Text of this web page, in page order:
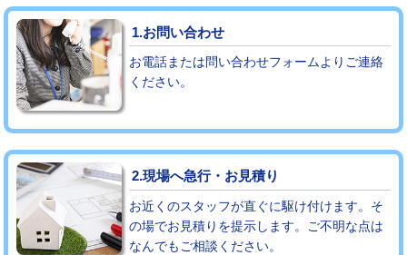
コンクリート斫り（厚さ10㎝まで）
コンクリート斫り（厚さ10㎝超え） 38,500円
モルタル補修（厚さ10㎝まで）
モルタル補修（厚さ10㎝超え） 38,500円
追加人工 16,500円
廃棄・処分 現場見積
※給水管工事は20mmまでの価格です。
1.お問い合わせ
お電話または問い合わせフォームよりご連絡
ください。
2.現場へ急行・お見積り
お近くのスタッフが直ぐに駆け付けます。そ
の場でお見積りを提示します。ご不明な点は
なんでもご相談ください。